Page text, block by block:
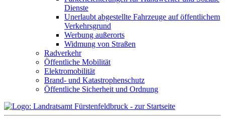
Dienste
Unerlaubt abgestellte Fahrzeuge auf öffentlichem
Verkehrsgrund
Werbung außerorts
Widmung von Straßen
Radverkehr
Öffentliche Mobilität
Elektromobilität
Brand- und Katastrophenschutz
Öffentliche Sicherheit und Ordnung